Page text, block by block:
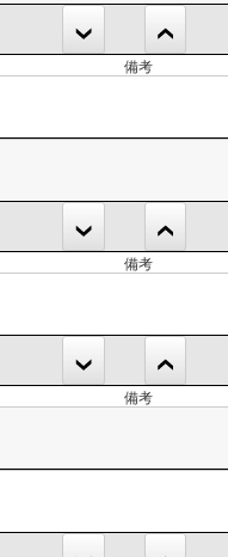
備考
備考
備考